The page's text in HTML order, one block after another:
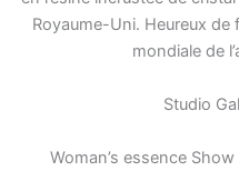
Royaume-Uni. Heureux
mondiale de
Studio
Woman’s essence